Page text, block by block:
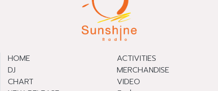
HOME
DJ
CHART
ACTIVITIES
MERCHANDISE
VIDEO